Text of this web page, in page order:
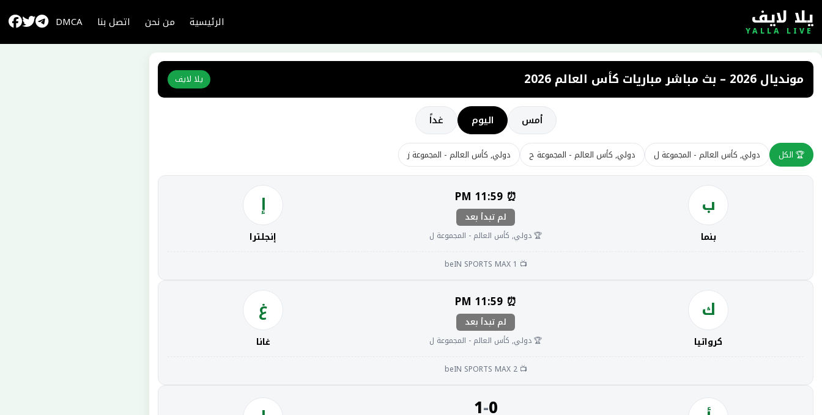
يلا لايف
YALLA LIVE
الرئيسية من نحن اتصل بنا DMCA
مونديال 2026 – بث مباشر مباريات كأس العالم 2026 يلا لايف
أمس اليوم غداً
🏆 الكل دولي, كأس العالم - المجموعة ل دولي, كأس العالم - المجموعة ح دولي, كأس العالم - المجموعة ز
ب
بنما
⏰ 11:59 PM
لم تبدأ بعد
🏆 دولي, كأس العالم - المجموعة ل
إ
إنجلترا
📺 beIN SPORTS MAX 1
ك
كرواتيا
⏰ 11:59 PM
لم تبدأ بعد
🏆 دولي, كأس العالم - المجموعة ل
غ
غانا
📺 beIN SPORTS MAX 2
0
-
1